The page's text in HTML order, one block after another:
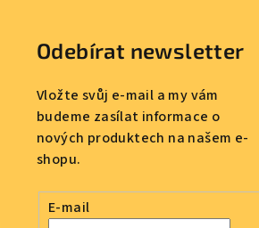
Odebírat newsletter
Vložte svůj e-mail a my vám
budeme zasílat informace o
nových produktech na našem e-
shopu.
E-mail